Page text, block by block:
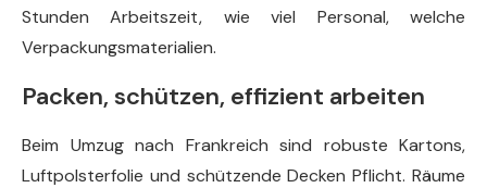
Stunden Arbeitszeit, wie viel Personal, welche
Verpackungsmaterialien.
Packen, schützen, effizient arbeiten
Beim Umzug nach Frankreich sind robuste Kartons,
Luftpolsterfolie und schützende Decken Pflicht. Räume